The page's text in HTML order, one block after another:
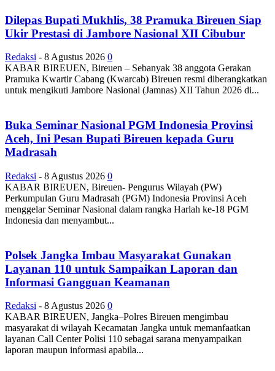
Dilepas Bupati Mukhlis, 38 Pramuka Bireuen Siap
Ukir Prestasi di Jambore Nasional XII Cibubur
Redaksi - 8 Agustus 2026 0
KABAR BIREUEN, Bireuen – Sebanyak 38 anggota Gerakan
Pramuka Kwartir Cabang (Kwarcab) Bireuen resmi diberangkatkan
untuk mengikuti Jambore Nasional (Jamnas) XII Tahun 2026 di...
Buka Seminar Nasional PGM Indonesia Provinsi
Aceh, Ini Pesan Bupati Bireuen kepada Guru
Madrasah
Redaksi - 8 Agustus 2026 0
KABAR BIREUEN, Bireuen- Pengurus Wilayah (PW)
Perkumpulan Guru Madrasah (PGM) Indonesia Provinsi Aceh
menggelar Seminar Nasional dalam rangka Harlah ke-18 PGM
Indonesia dan menyambut...
Polsek Jangka Imbau Masyarakat Gunakan
Layanan 110 untuk Sampaikan Laporan dan
Informasi Gangguan Keamanan
Redaksi - 8 Agustus 2026 0
KABAR BIREUEN, Jangka–Polres Bireuen mengimbau
masyarakat di wilayah Kecamatan Jangka untuk memanfaatkan
layanan Call Center Polisi 110 sebagai sarana menyampaikan
laporan maupun informasi apabila...